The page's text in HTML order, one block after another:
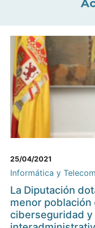
25/04/2021
Informática y
La Diputación
menor
ciberseguridad y